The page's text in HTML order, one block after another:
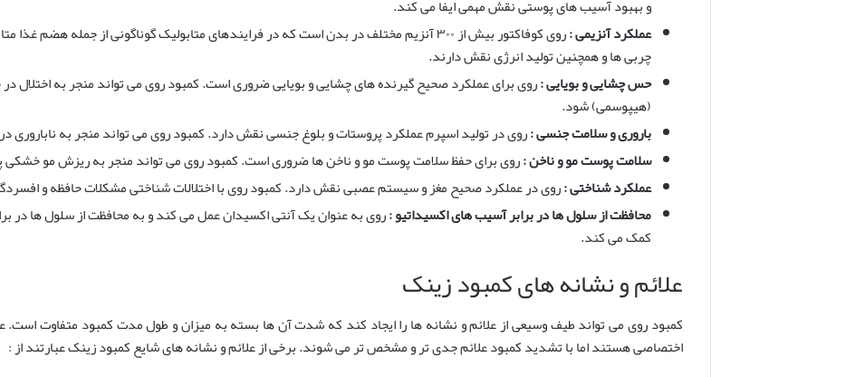
و بهبود آسیب های پوستی نقش مهمی ایفا می کند.
عملکرد آنزیمی :
روی کوفاکتور بیش از ۳۰۰ آنزیم مختلف در بدن است که در فرایندهای متابولیک گوناگونی از جمله
چربی ها و همچنین تولید انرژی نقش دارند.
حس چشایی و بویایی :روی برای عملکرد صحیح گیرنده های چشایی و بویایی ضروری است. کمبود روی می تواند منجر به اختلال
(هیپوسمی) شود.
باروری و سلامت جنسی :روی در تولید اسپرم عملکرد پروستات و بلوغ جنسی نقش دارد. کمبود روی می تواند منجر به ناباروری
سلامت پوست مو و ناخن :روی برای حفظ سلامت پوست مو و ناخن ها ضروری است. کمبود روی می تواند منجر به ریزش مو
عملکرد شناختی :روی در عملکرد صحیح مغز و سیستم عصبی نقش دارد. کمبود روی با اختلالات شناختی مشکلات حافظه و
محافظت از سلول ها در برابر آسیب های اکسیداتیو :روی به عنوان یک آنتی اکسیدان عمل می کند و به محافظت از سلول ها در
کمک می کند.
علائم و نشانه های کمبود زینک
کمبود روی می تواند طیف وسیعی از علائم و نشانه ها را ایجاد کند که شدت آن ها بسته به میزان و طول مدت کمبود متفاوت است.
اختصاصی هستند اما با تشدید کمبود علائم جدی تر و مشخص تر می شوند. برخی از علائم و نشانه های شایع کمبود زینک عبارتند از :